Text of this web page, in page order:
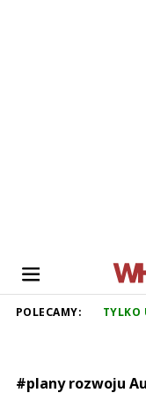
POLECAMY: TYLKO
#plany rozwoju